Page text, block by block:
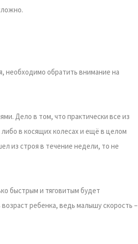
необходимо обратить внимание на
Дело в том, что практически все из
в косящих колесах и ещё в целом
из строя в течение недели, то не
быстрым и тяговитым будет
ребенка, ведь малышу скорость –